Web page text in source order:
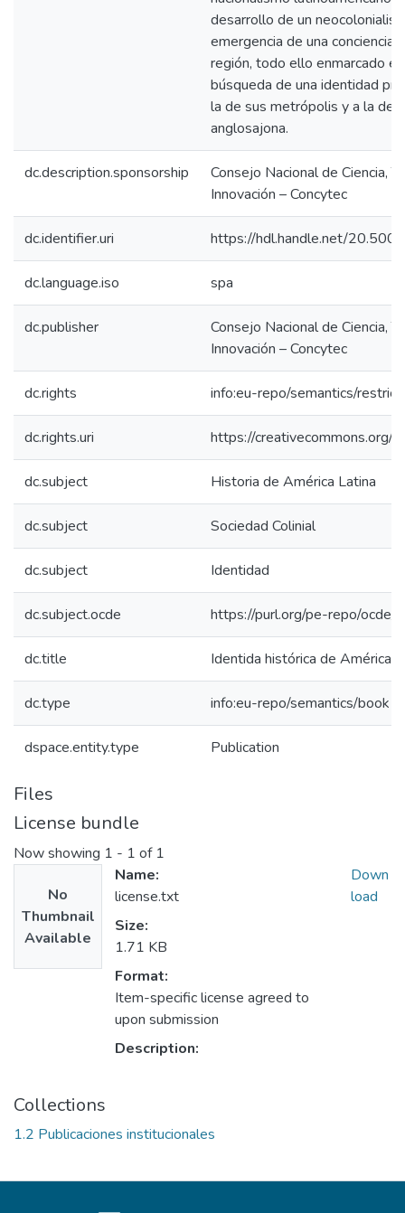
desarrollo de un
emergencia de una conciencia
región, todo ello enmarcado
búsqueda de una identidad
la de sus metrópolis y a la de
anglosajona.
dc.description.sponsorship
Consejo Nacional de Ciencia,
Innovación – Concytec
dc.identifier.uri https://hdl.handle.net/
dc.language.iso spa
dc.publisher
Consejo Nacional de Ciencia,
Innovación – Concytec
dc.rights info:eu-repo/semantics/
dc.rights.uri https://creativecommons.org/
dc.subject Historia de América Latina
dc.subject Sociedad Colinial
dc.subject Identidad
dc.subject.ocde https://purl.org/pe-repo/ocde/
dc.title Identida histórica de América
dc.type info:eu-repo/semantics/book
dspace.entity.type Publication
Files
License bundle
Now showing 1 - 1 of 1
No
Thumbnail
Available
Name:
license.txt
Size:
1.71 KB
Format:
Item-specific license agreed to
upon submission
Description:
Down
load
Collections
1.2 Publicaciones institucionales